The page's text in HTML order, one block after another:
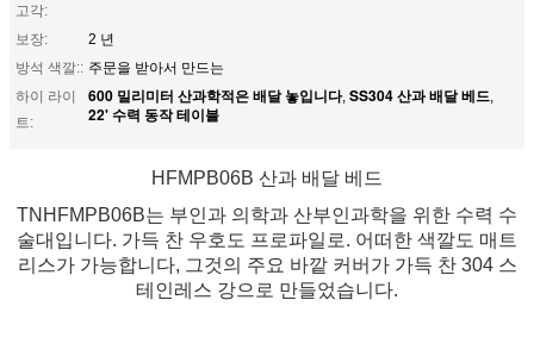
고각:
보장:
2 년
방석 색깔:: 주문을 받아서 만드는
하이 라이
트:
600 밀리미터 산과학적은 배달 놓입니다, SS304 산과 배달 베드,
22' 수력 동작 테이블
HFMPB06B 산과 배달 베드
TNHFMPB06B는 부인과 의학과 산부인과학을 위한 수력 수
술대입니다. 가득 찬 우호도 프로파일로. 어떠한 색깔도 매트
리스가 가능합니다, 그것의 주요 바깥 커버가 가득 찬 304 스
테인레스 강으로 만들었습니다.